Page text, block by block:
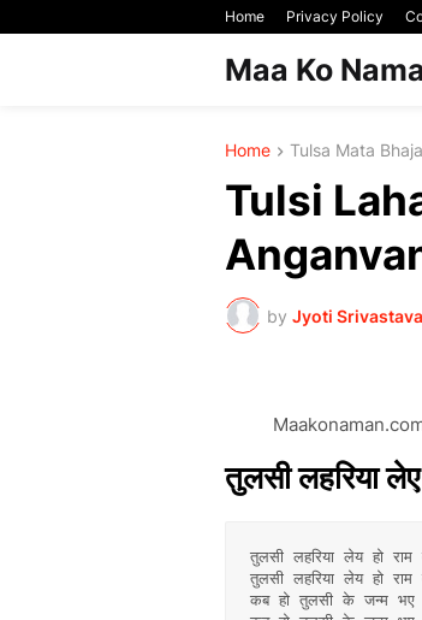
Home Privacy Policy
Maa Ko
Home Tulsa Mata
Tulsi
by Jyoti Srivastava
तुलसी लहरिया
तुलसी लहरिया लेय हो राम
तुलसी लहरिया लेय हो राम
कब हो तुलसी के जन्म भए